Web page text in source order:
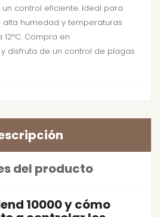
control eficiente. Ideal para
alta humedad y temperaturas
Compra en
disfruta de un control de plagas
del producto
10000 y cómo